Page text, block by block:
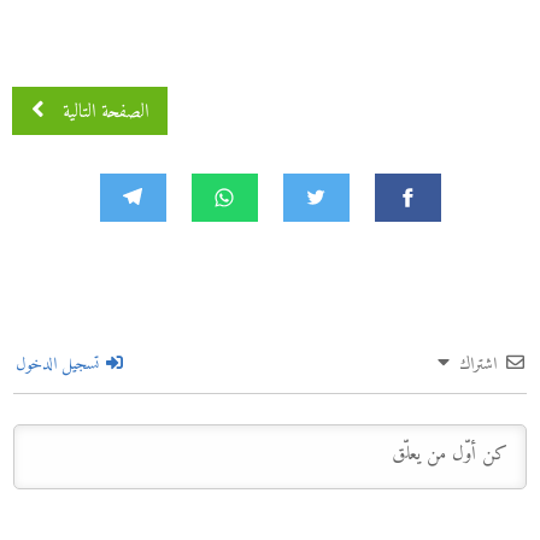
الصفحة التالية
اشتراك تسجيل الدخول